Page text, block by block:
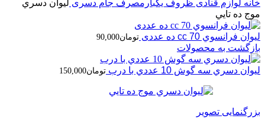
خانه لوازم قنادی ظروف یکبارمصرف جام دسری ليوان دسري
موج ده تايي
ليوان فرانسوي 70 cc ده عددی تومان90,000
بازگشت به محصولات
ليوان دسري سه گوش 10 عددي با درب تومان150,000
بزرگنمایی تصویر